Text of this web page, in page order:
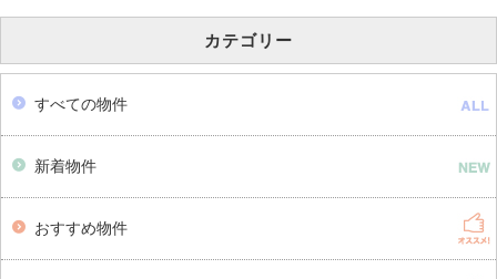
カテゴリー
すべての物件
新着物件
おすすめ物件